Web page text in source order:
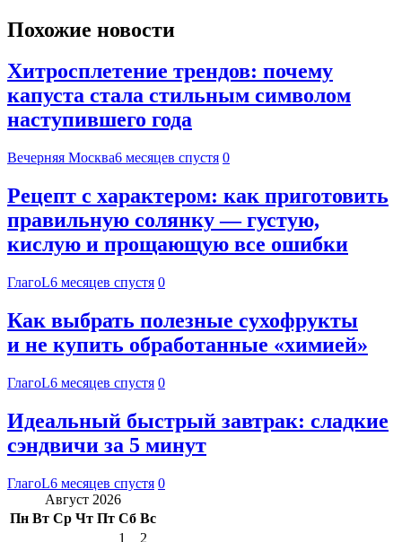
Похожие новости
Хитросплетение трендов: почему
капуста стала стильным символом
наступившего года
Вечерняя Москва6 месяцев спустя 0
Рецепт с характером: как приготовить
правильную солянку — густую,
кислую и прощающую все ошибки
ГлагоL6 месяцев спустя 0
Как выбрать полезные сухофрукты
и не купить обработанные «химией»
ГлагоL6 месяцев спустя 0
Идеальный быстрый завтрак: сладкие
сэндвичи за 5 минут
ГлагоL6 месяцев спустя 0
Август 2026
Пн Вт Ср Чт Пт Сб Вс
1
2